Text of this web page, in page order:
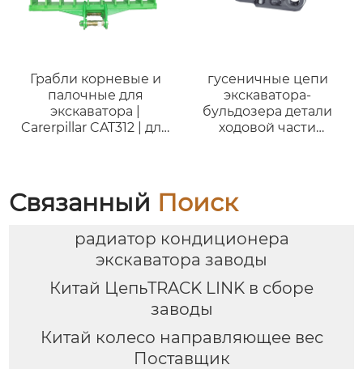
Грабли корневые и
палочные для
экскаватора |
Carerpillar CAT312 | для
гусеничные цепи
экскаватора-
бульдозера детали
ходовой части
Связанный Поиск
радиатор кондиционера
экскаватора заводы
Китай ЦепьTRACK LINK в сборе
заводы
Китай колесо направляющее вес
Поставщик